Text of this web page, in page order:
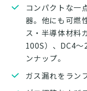
コンパクトな一
器。他にも可燃
ス・半導体材料
100S）、DC4
ンナップ。
ガス漏れをラン